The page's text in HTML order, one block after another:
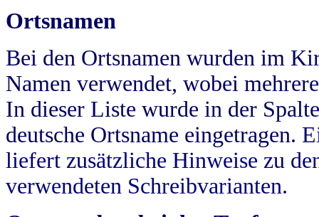
Ortsnamen
Bei den Ortsnamen wurden im
Namen verwendet, wobei
In dieser Liste wurde in der
deutsche Ortsname eingetragen.
liefert zusätzliche Hinweise zu
verwendeten Schreibvarianten.